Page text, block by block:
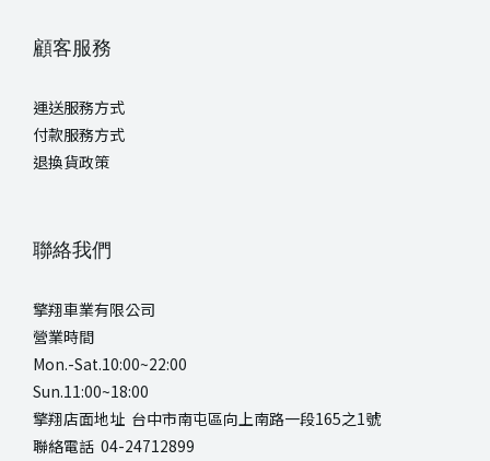
顧客服務
運送服務方式
付款服務方式
退換貨政策
聯絡我們
擎翔車業有限公司
營業時間
Mon.-Sat.10:00~22:00
Sun.11:00~18:00
擎翔店面地址 台中市南屯區向上南路一段165之1號
聯絡電話 04-24712899